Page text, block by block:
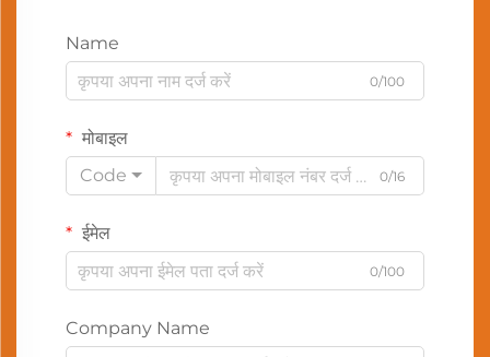
Name
0/100
मोबाइल
Code
0/16
ईमेल
0/100
Company Name